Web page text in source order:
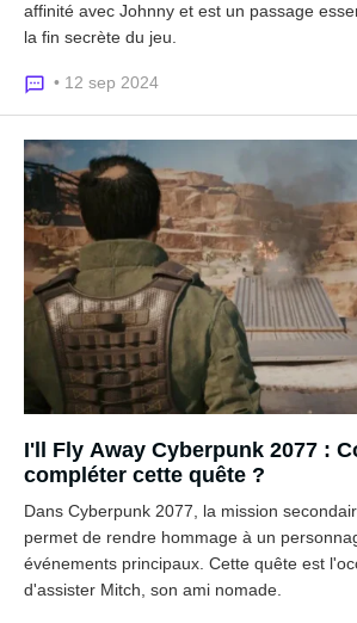
affinité avec Johnny et est un passage
la fin secrète du jeu.
• 12 sep 2024
I'll Fly Away Cyberpunk 2077 :
compléter cette quête ?
Dans Cyberpunk 2077, la mission
permet de rendre hommage à un
événements principaux. Cette quête est
d'assister Mitch, son ami nomade.